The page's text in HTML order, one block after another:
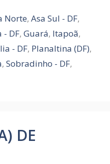
Norte,Asa Sul - DF,
- DF, Guará, Itapoã,
- DF, Planaltina (DF),
, Sobradinho - DF,
DE